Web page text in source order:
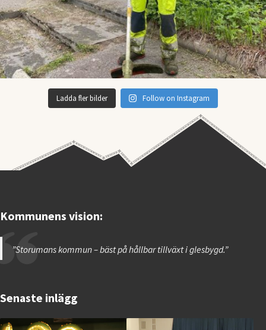
Ladda fler bilder Follow on Instagram
Kommunens vision:
”Storumans kommun – bäst på hållbar tillväxt i glesbygd.”
Senaste inlägg